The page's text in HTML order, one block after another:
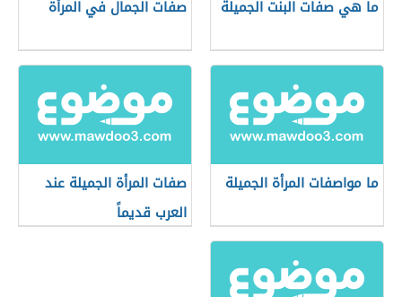
ما هي صفات البنت الجميلة صفات الجمال في المرأة
ما مواصفات المرأة الجميلة
صفات المرأة الجميلة عند
العرب قديماً